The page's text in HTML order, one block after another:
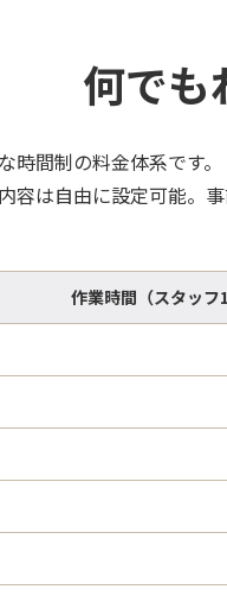
何でも
時間制の料金体系です。
容は自由に設定可能。
作業時間（スタッフ1